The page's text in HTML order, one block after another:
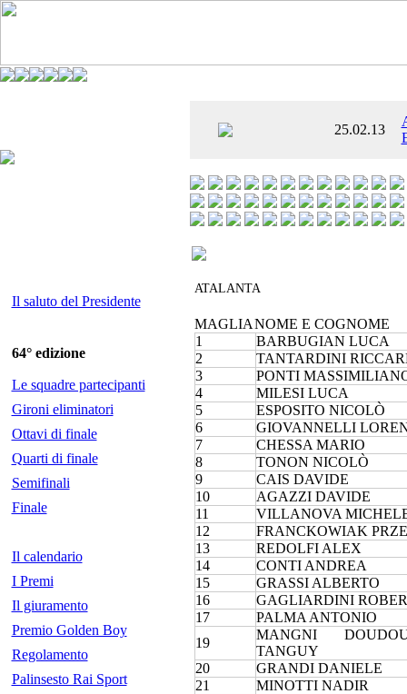
25.02.13
Il saluto del Presidente
64° edizione
Le squadre partecipanti
Gironi eliminatori
Ottavi di finale
Quarti di finale
Semifinali
Finale
Il calendario
I Premi
Il giuramento
Premio Golden Boy
Regolamento
Palinsesto Rai Sport
ATALANTA
MAGLIANOME E COGNOME
1
BARBUGIAN LUCA
2
TANTARDINI
3
PONTI
4
MILESI LUCA
5
ESPOSITO NICOLÒ
6
GIOVANNELLI
7
CHESSA MARIO
8
TONON NICOLÒ
9
CAIS DAVIDE
10
AGAZZI DAVIDE
11
VILLANOVA
12
FRANCKOWIAK
13
REDOLFI ALEX
14
CONTI ANDREA
15
GRASSI ALBERTO
16
GAGLIARDINI
17
PALMA ANTONIO
19
MANGNI
TANGUY
20
GRANDI DANIELE
21
MINOTTI NADIR